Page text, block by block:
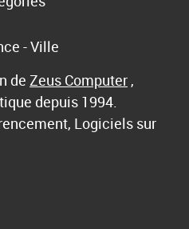
- Ville
de Zeus Computer ,
depuis 1994.
Logiciels sur